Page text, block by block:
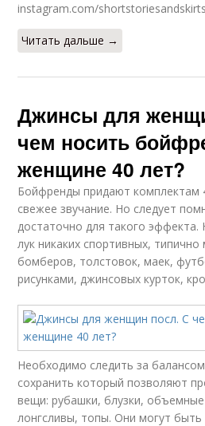
instagram.com/shortstoriesandskirts
Читать дальше →
Джинсы для
чем носить
женщине 40 лет?
Бойфренды придают комплектам
свежее звучание. Но следует
достаточно для такого
лук никаких спортивных,
бомберов, толстовок, маек,
рисунками, джинсовых курток,
Необходимо следить за
сохранить который позволяют
вещи: рубашки, блузки,
лонгсливы, топы. Они могут